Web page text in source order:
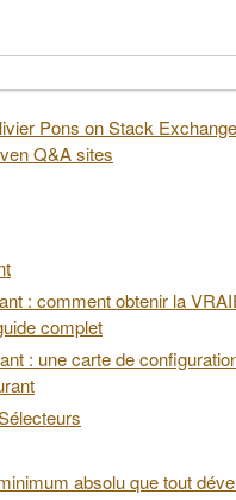
: comment obtenir la
complet
: une carte de
absolu que tout